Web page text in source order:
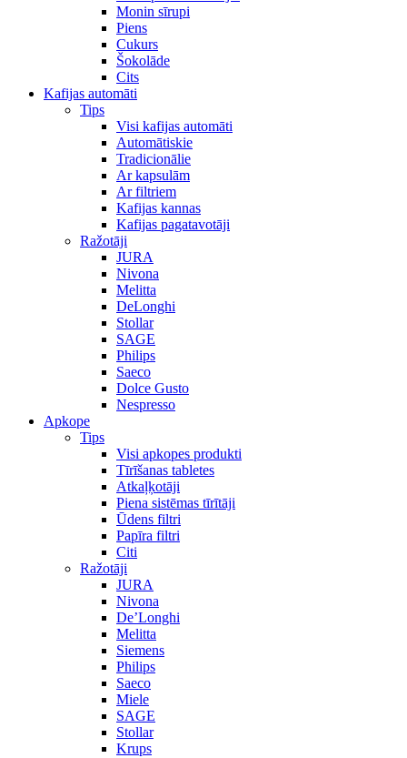
Monin sīrupi
Piens
Cukurs
Šokolāde
Cits
Kafijas automāti
Tips
Visi kafijas automāti
Automātiskie
Tradicionālie
Ar kapsulām
Ar filtriem
Kafijas kannas
Kafijas pagatavotāji
Ražotāji
JURA
Nivona
Melitta
DeLonghi
Stollar
SAGE
Philips
Saeco
Dolce Gusto
Nespresso
Apkope
Tips
Visi apkopes produkti
Tīrīšanas tabletes
Atkaļķotāji
Piena sistēmas tīrītāji
Ūdens filtri
Papīra filtri
Citi
Ražotāji
JURA
Nivona
De’Longhi
Melitta
Siemens
Philips
Saeco
Miele
SAGE
Stollar
Krups